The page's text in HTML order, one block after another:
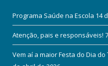
Programa Saúde na Escola 14
Atenção, pais e responsáveis!
Vem aí a maior Festa do Dia